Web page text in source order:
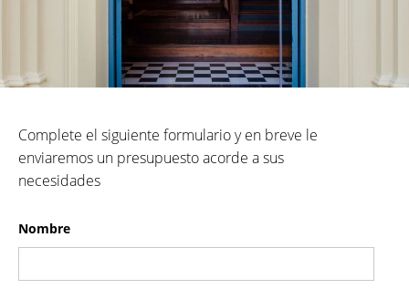
Complete el siguiente formulario y en breve le
enviaremos un presupuesto acorde a sus
necesidades
Nombre